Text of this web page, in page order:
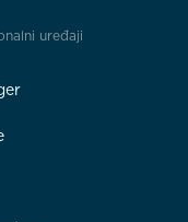
uređaji